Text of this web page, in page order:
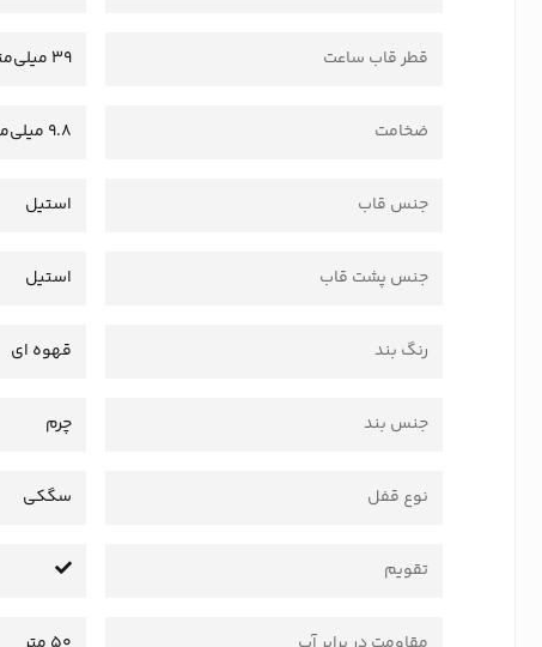
قطر قاب ساعت 39 میلی‌متر
ضخامت 9.8 میلی‌متر
جنس قاب استیل
جنس پشت قاب استیل
رنگ بند قهوه ای
جنس بند چرم
نوع قفل سگکی
تقویم